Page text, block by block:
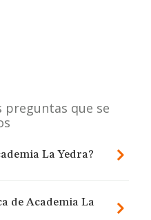
preguntas que se
La Yedra?
de Academia La